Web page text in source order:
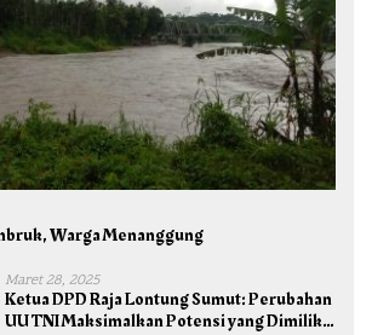
Warga Menanggung
Maret 28, 2025
Ketua DPD Raja Lontung Sumut: Perubahan
UU TNI Maksimalkan Potensi yang Dimiliki